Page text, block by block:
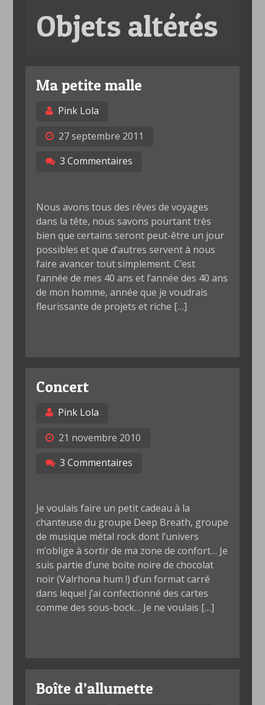
Objets altérés
Ma petite malle
Pink Lola
27 septembre 2011
3 Commentaires
Nous avons tous des rêves de voyages
dans la tête, nous savons pourtant très
bien que certains seront peut-être un jour
possibles et que d’autres servent à nous
faire avancer tout simplement. C’est
l’année de mes 40 ans et l’année des 40 ans
de mon homme, année que je voudrais
fleurissante de projets et riche […]
Concert
Pink Lola
21 novembre 2010
3 Commentaires
Je voulais faire un petit cadeau à la
chanteuse du groupe Deep Breath, groupe
de musique métal rock dont l’univers
m’oblige à sortir de ma zone de confort… Je
suis partie d’une boite noire de chocolat
noir (Valrhona hum !) d’un format carré
dans lequel j’ai confectionné des cartes
comme des sous-bock… Je ne voulais […]
Boîte d’allumette